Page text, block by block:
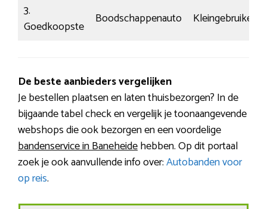
3.
Goedkoopste
Boodschappenauto Kleingebruiker
De beste aanbieders vergelijken
Je bestellen plaatsen en laten thuisbezorgen? In de
bijgaande tabel check en vergelijk je toonaangevende
webshops die ook bezorgen en een voordelige
bandenservice in Baneheidehebben. Op dit portaal
zoek je ook aanvullende info over:Autobanden voor
op reis.